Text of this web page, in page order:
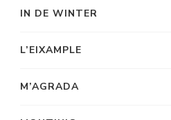
IN DE WINTER
L’EIXAMPLE
M’AGRADA